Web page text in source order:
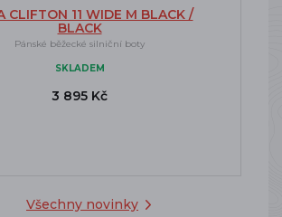
Všechny novinky
CLIFTON 11 WIDE M BLACK /
BLACK
Pánské běžecké silniční boty
SKLADEM
3 895 Kč